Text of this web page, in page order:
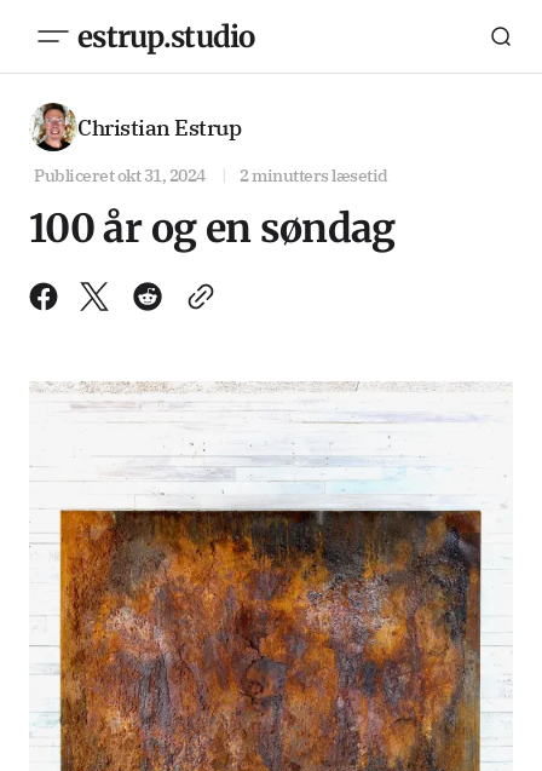
estrup.studio
Christian Estrup
Publiceretokt 31, 2024 2 minutters læsetid
100 år og en søndag